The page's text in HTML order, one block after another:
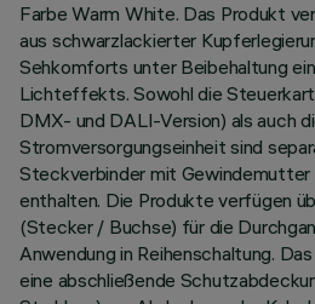
Farbe Warm White. Das Produkt
aus schwarzlackierter
Sehkomforts unter Beibehaltung
Lichteffekts. Sowohl die
DMX- und DALI-Version) als auch
Stromversorgungseinheit sind
Steckverbinder mit
enthalten. Die Produkte verfügen
(Stecker / Buchse) für die
Anwendung in Reihenschaltung.
eine abschließende